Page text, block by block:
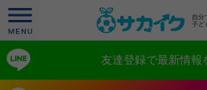
自分
子ど
友達登録で最新情報